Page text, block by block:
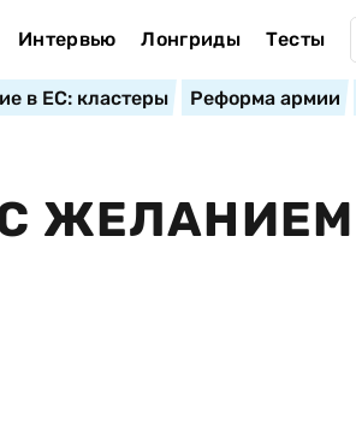
Интервью Лонгриды Тесты
в ЕС: кластеры Реформа армии
ЖЕЛАНИЕМ